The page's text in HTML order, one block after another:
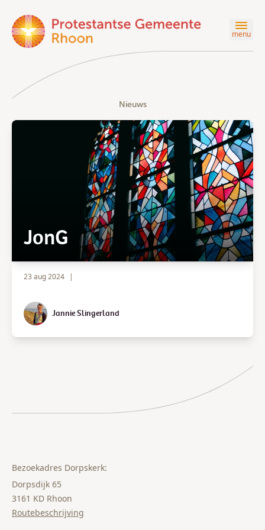
menu
Nieuws
JonG
23 aug 2024 |
Jannie Slingerland
Bezoekadres Dorpskerk:
Dorpsdijk 65
3161 KD Rhoon
Routebeschrijving